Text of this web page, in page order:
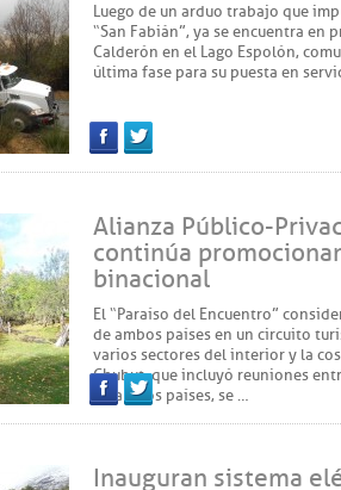
Luego de un arduo trabajo que
“San Fabián”, ya se encuentra en
Calderón en el Lago Espolón,
última fase para su puesta en
FacebookTwitter
Alianza Público-
continúa
binacional
El “Paraíso del Encuentro”
de ambos países en un circuito
varios sectores del interior y la
Chubut, que incluyó reuniones
de ambos países, se …
FacebookTwitter
Inauguran sistema